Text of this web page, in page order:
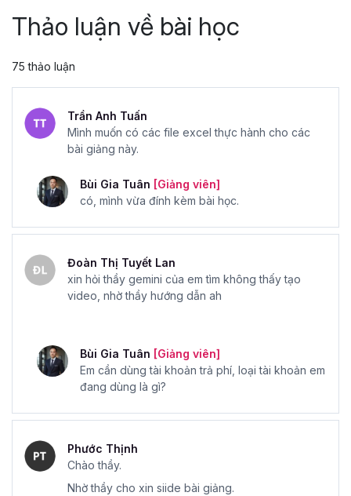
Thảo luận về bài học
75 thảo luận
Trần Anh Tuấn
Mình muốn có các file excel thực hành cho các
bài giảng này.
Bùi Gia Tuân [Giảng viên]
có, mình vừa đính kèm bài học.
Đoàn Thị Tuyết Lan
xin hỏi thầy gemini của em tìm không thấy tạo
video, nhờ thầy hướng dẫn ah
Bùi Gia Tuân [Giảng viên]
Em cần dùng tài khoản trả phí, loại tài khoản em
đang dùng là gì?
Phước Thịnh
Chào thầy.
Nhờ thầy cho xin siide bài giảng.